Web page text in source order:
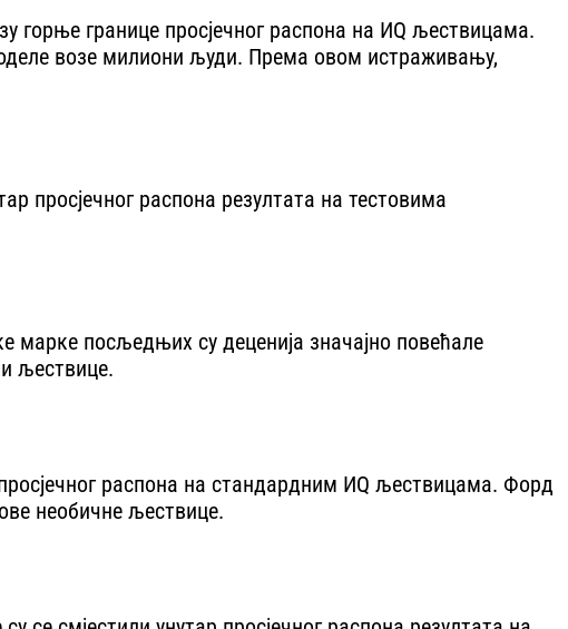
горње границе просјечног распона на ИQ љествицама.
возе милиони људи. Према овом истраживању,
просјечног распона резултата на тестовима
марке посљедњих су деценија значајно повећале
љествице.
просјечног распона на стандардним ИQ љествицама. Форд
необичне љествице.